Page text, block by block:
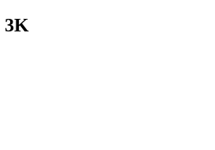
3K